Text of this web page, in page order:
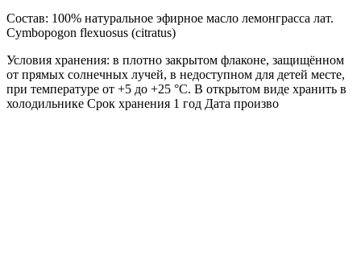
Состав: 100% натуральное эфирное масло лемонграсса лат.
Cymbopogon flexuosus (citratus)
Условия хранения: в плотно закрытом флаконе, защищённом
от прямых солнечных лучей, в недоступном для детей месте,
при температуре от +5 до +25 °С. В открытом виде хранить в
холодильнике Срок хранения 1 год Дата произво